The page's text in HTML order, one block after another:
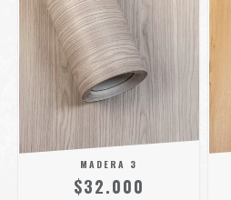
MADERA 3
$32.000